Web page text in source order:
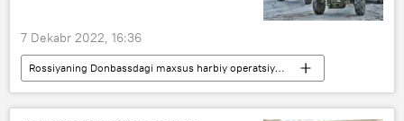
7 Dekabr 2022, 16:36
Rossiyaning Donbassdagi maxsus harbiy operatsiyasi
Qurolli Kuchlar
Ukraina